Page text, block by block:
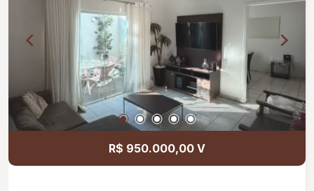
atualizados; Ambientes amplos, modernos e bem
distribuídos. Informações complementares: Valor
de venda: R$ 1.250.000,00.
R$ 950.000,00 V